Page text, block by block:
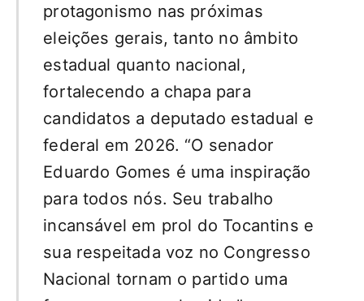
protagonismo nas próximas
eleições gerais, tanto no âmbito
estadual quanto nacional,
fortalecendo a chapa para
candidatos a deputado estadual e
federal em 2026. “O senador
Eduardo Gomes é uma inspiração
para todos nós. Seu trabalho
incansável em prol do Tocantins e
sua respeitada voz no Congresso
Nacional tornam o partido uma